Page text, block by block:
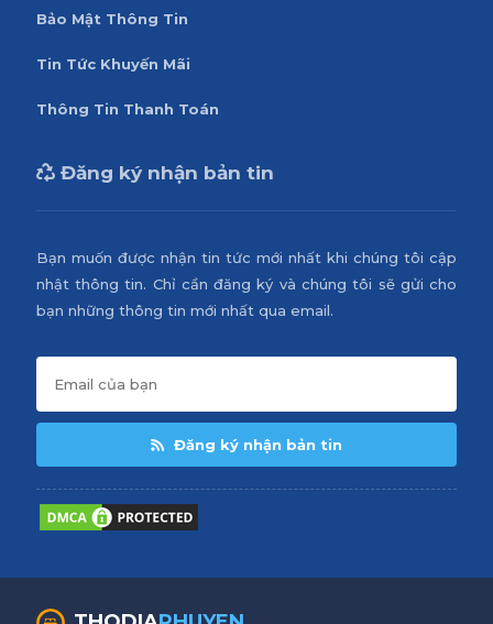
Bảo Mật Thông Tin
Tin Tức Khuyến Mãi
Thông Tin Thanh Toán
Đăng ký nhận bản tin
Bạn muốn được nhận tin tức mới nhất khi chúng tôi cập
nhật thông tin. Chỉ cần đăng ký và chúng tôi sẽ gửi cho
bạn những thông tin mới nhất qua email.
Đăng ký nhận bản tin